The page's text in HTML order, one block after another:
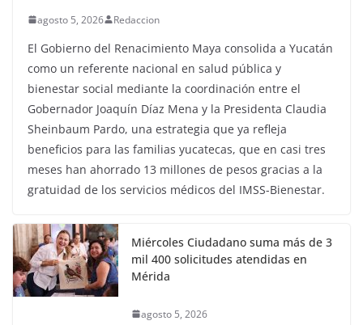
agosto 5, 2026 Redaccion
El Gobierno del Renacimiento Maya consolida a Yucatán
como un referente nacional en salud pública y
bienestar social mediante la coordinación entre el
Gobernador Joaquín Díaz Mena y la Presidenta Claudia
Sheinbaum Pardo, una estrategia que ya refleja
beneficios para las familias yucatecas, que en casi tres
meses han ahorrado 13 millones de pesos gracias a la
gratuidad de los servicios médicos del IMSS-Bienestar.
Miércoles Ciudadano suma más de 3
mil 400 solicitudes atendidas en
Mérida
agosto 5, 2026